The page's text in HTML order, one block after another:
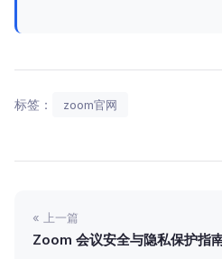
标签： zoom官网
« 上一篇
Zoom 会议安全与隐私保护指